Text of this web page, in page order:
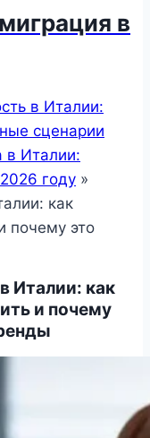
в
в Италии:
сценарии
в Италии:
году »
как
почему это
Италии: как
и почему